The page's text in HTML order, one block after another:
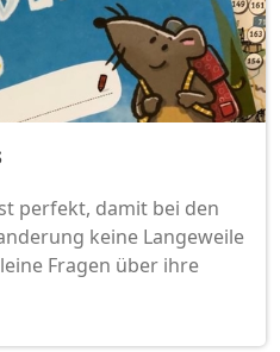
perfekt, damit bei den
keine Langeweile
Fragen über ihre